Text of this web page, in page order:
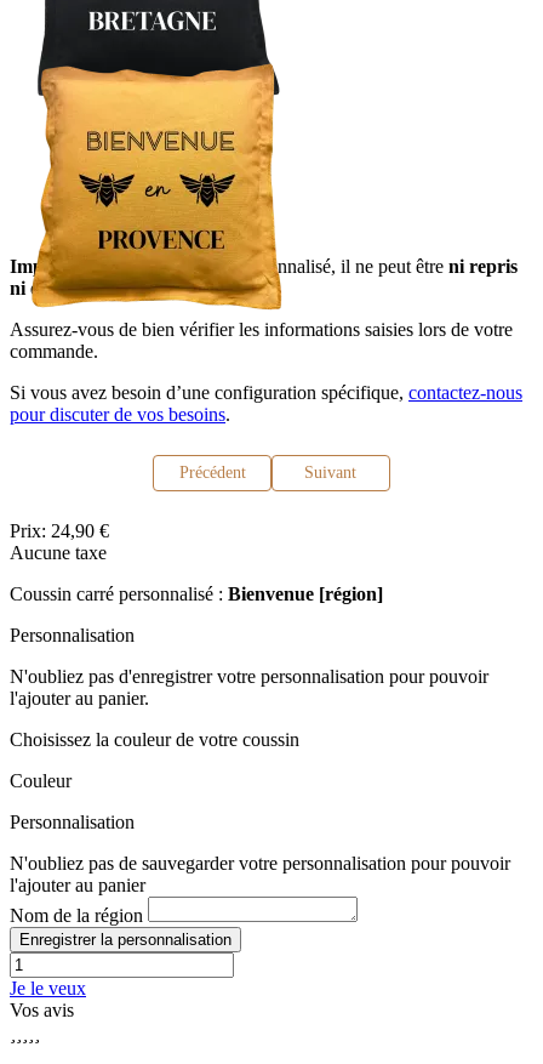
Important: Ce produit étant personnalisé, il ne peut être ni repris
ni échangé.
Assurez-vous de bien vérifier les informations saisies lors de votre
commande.
Si vous avez besoin d’une configuration spécifique, contactez-nous
pour discuter de vos besoins.
Précédent Suivant
Prix: 24,90 €
Aucune taxe
Coussin carré personnalisé : Bienvenue [région]
Personnalisation
N'oubliez pas d'enregistrer votre personnalisation pour pouvoir
l'ajouter au panier.
Choisissez la couleur de votre coussin
Couleur
Personnalisation
N'oubliez pas de sauvegarder votre personnalisation pour pouvoir
l'ajouter au panier
Nom de la région
Enregistrer la personnalisation
Je le veux
Vos avis